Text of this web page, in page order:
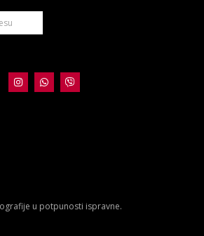
u potpunosti ispravne.